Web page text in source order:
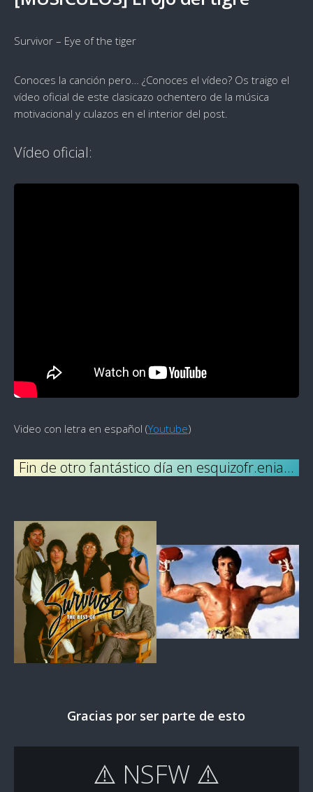
Survivor – Eye of the tiger
Conoces la canción pero… ¿Conoces el vídeo? Os traigo el
vídeo oficial de este clasicazo ochentero de la música
motivacional y culazos en el interior del post.
Vídeo oficial:
Video con letra en español (Youtube)
Fin de otro fantástico día en esquizofr.enia…
Gracias por ser parte de esto
⚠️ NSFW ⚠️